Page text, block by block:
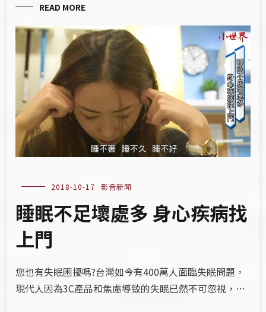
READ MORE
2018-10-17 影音新聞
睡眠不足壞處多 身心疾病找
上門
您也有失眠困擾嗎?台灣如今有400萬人面臨失眠問題，
現代人因為3C產品和焦慮導致的失眠已然不可忽視，…